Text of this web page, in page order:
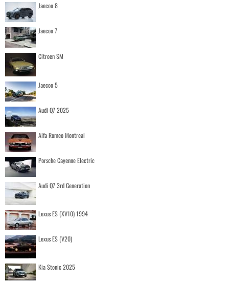
Jaecoo 8
Jaecoo 7
Citroen SM
Jaecoo 5
Audi Q7 2025
Alfa Romeo Montreal
Porsche Cayenne Electric
Audi Q7 3rd Generation
Lexus ES (XV10) 1994
Lexus ES (V20)
Kia Stonic 2025